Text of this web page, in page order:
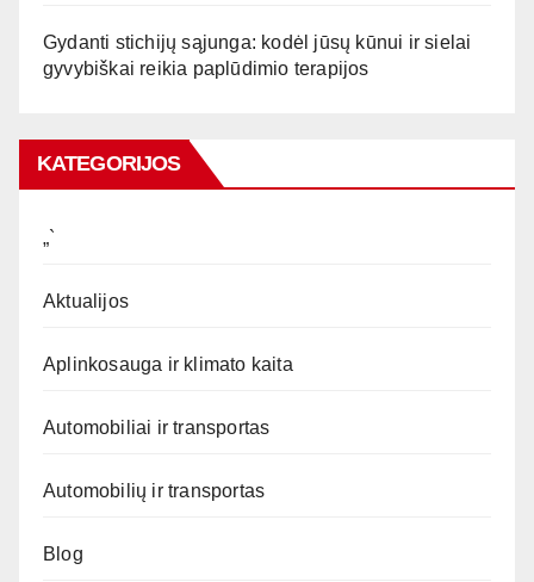
Gydanti stichijų sąjunga: kodėl jūsų kūnui ir sielai
gyvybiškai reikia paplūdimio terapijos
KATEGORIJOS
„`
Aktualijos
Aplinkosauga ir klimato kaita
Automobiliai ir transportas
Automobilių ir transportas
Blog